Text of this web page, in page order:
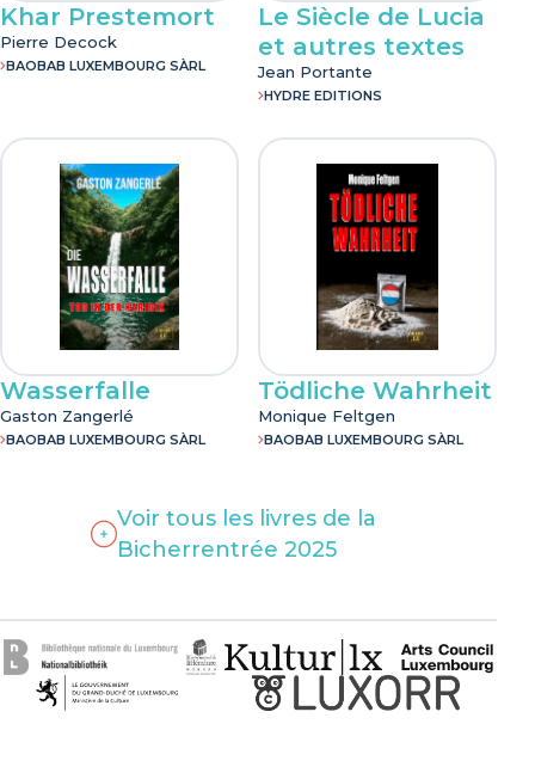
Khar Prestemort
Pierre Decock
BAOBAB LUXEMBOURG SÀRL
Le Siècle de Lucia
et autres textes
Jean Portante
HYDRE EDITIONS
Wasserfalle
Gaston Zangerlé
BAOBAB LUXEMBOURG SÀRL
Tödliche Wahrheit
Monique Feltgen
BAOBAB LUXEMBOURG SÀRL
Voir tous les livres de la
Bicherrentrée 2025